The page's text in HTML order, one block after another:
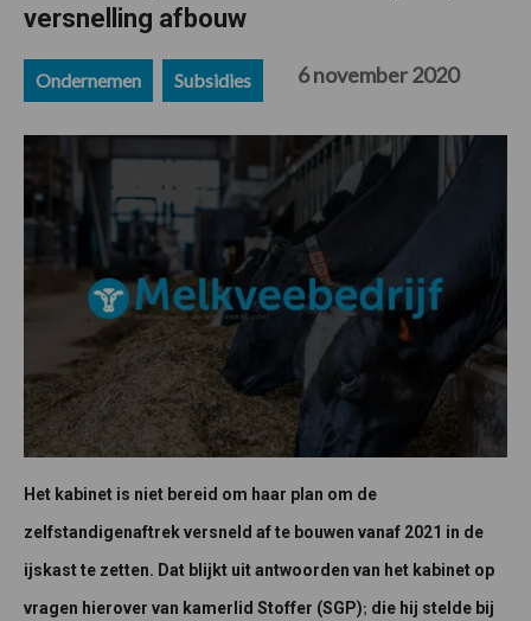
versnelling afbouw
Ondernemen Subsidies 6 november 2020
Het kabinet is niet bereid om haar plan om de
zelfstandigenaftrek versneld af te bouwen vanaf 2021 in de
ijskast te zetten. Dat blijkt uit antwoorden van het kabinet op
vragen hierover van kamerlid Stoffer (SGP); die hij stelde bij